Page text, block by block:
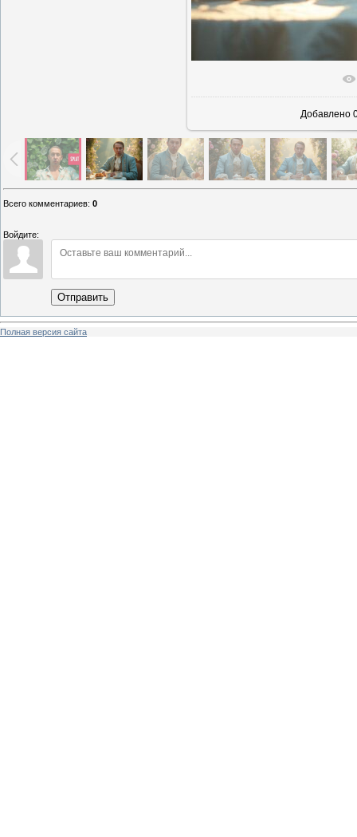
В
Добавлено
Всего комментариев: 0
Войдите:
Отправить
Полная версия сайта